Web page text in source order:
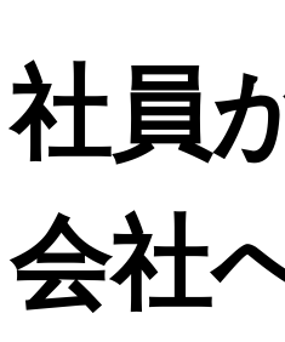
社員
会社